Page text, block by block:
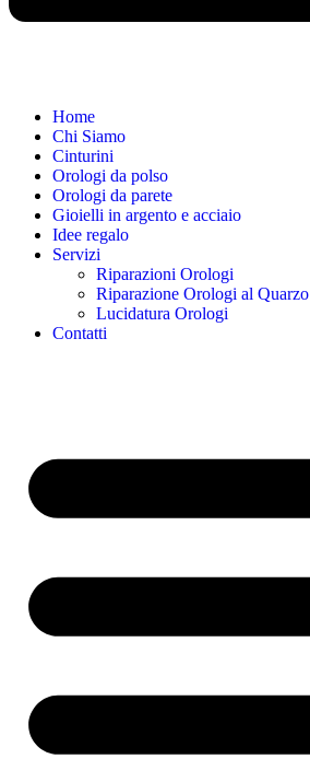
Home
Chi Siamo
Cinturini
Orologi da polso
Orologi da parete
Gioielli in argento e acciaio
Idee regalo
Servizi
Riparazioni Orologi
Riparazione Orologi al Quarzo
Lucidatura Orologi
Contatti